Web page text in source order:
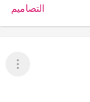
التصاميم
عرض